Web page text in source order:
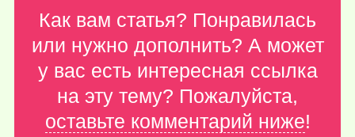
Как вам статья? Понравилась
или нужно дополнить? А может
у вас есть интересная ссылка
на эту тему? Пожалуйста,
оставьте комментарий ниже!